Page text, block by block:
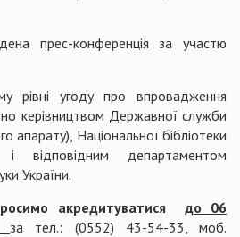
прес-конференція за участю
рівні угоду про впровадження
керівництвом Державної служби
апарату), Національної бібліотеки
відповідним департаментом
України.
акредитуватися до 06
за тел.: (0552) 43-54-33, моб.